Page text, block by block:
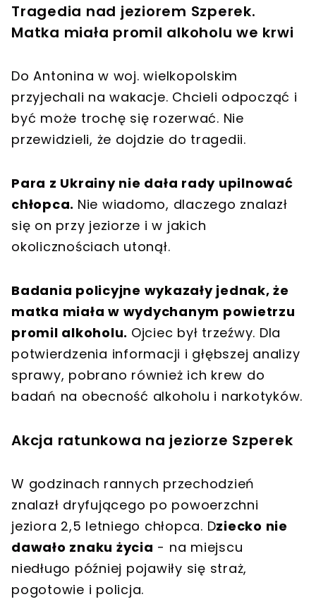
Tragedia nad jeziorem Szperek.
Matka miała promil alkoholu we krwi
Do Antonina w woj. wielkopolskim
przyjechali na wakacje. Chcieli odpocząć i
być może trochę się rozerwać. Nie
przewidzieli, że dojdzie do tragedii.
Para z Ukrainy nie dała rady upilnować
chłopca. Nie wiadomo, dlaczego znalazł
się on przy jeziorze i w jakich
okolicznościach utonął.
Badania policyjne wykazały jednak, że
matka miała w wydychanym powietrzu
promil alkoholu. Ojciec był trzeźwy. Dla
potwierdzenia informacji i głębszej analizy
sprawy, pobrano również ich krew do
badań na obecność alkoholu i narkotyków.
Akcja ratunkowa na jeziorze Szperek
W godzinach rannych przechodzień
znalazł dryfującego po powoerzchni
jeziora 2,5 letniego chłopca. Dziecko nie
dawało znaku życia - na miejscu
niedługo później pojawiły się straż,
pogotowie i policja.